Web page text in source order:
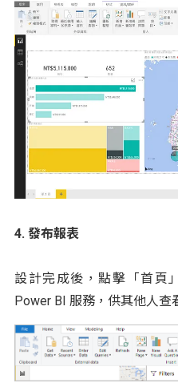
4. 發布報表
設計完成後，點擊「首頁
Power BI 服務，供其他人查